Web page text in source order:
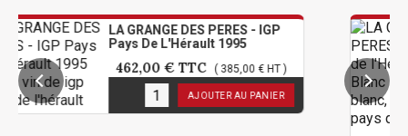
LA GRANGE DES PERES - IGP
Pays De L'Hérault 1995
462,00 € TTC ( 385,00 € HT )
1en stock AJOUTER AU PANIER
LA
1